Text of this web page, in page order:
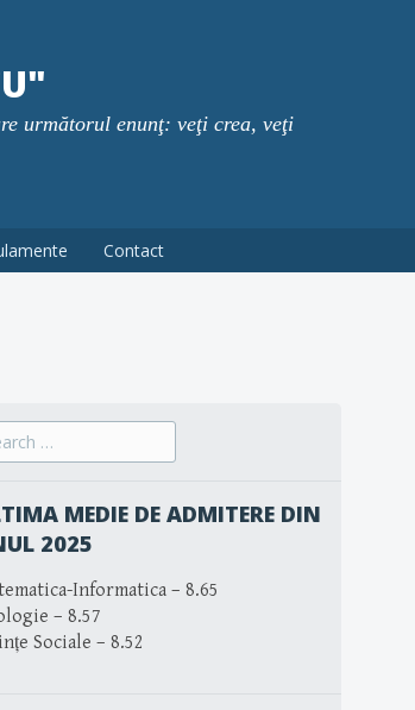
următorul enunţ: veţi crea, veţi
Contact
MEDIE DE ADMITERE DIN
2025
Informatica – 8.65
– 8.57
Sociale – 8.52